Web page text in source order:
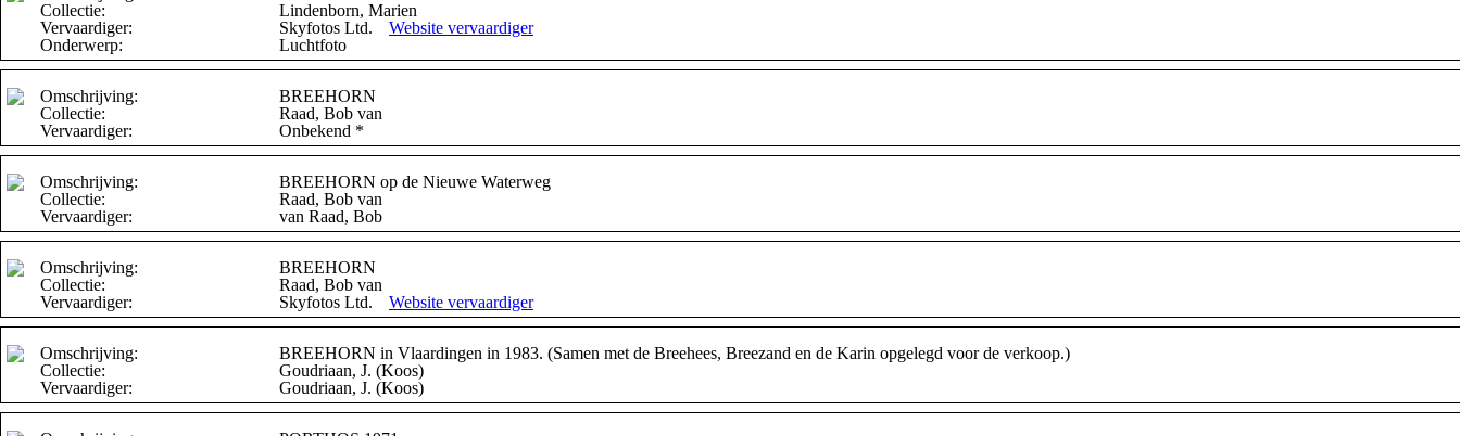
Collectie:
Lindenborn, Marien
Vervaardiger:
Skyfotos Ltd.
Website vervaardiger
Onderwerp:
Luchtfoto
Omschrijving:
BREEHORN
Collectie:
Raad, Bob van
Vervaardiger:
Onbekend *
Omschrijving:
BREEHORN op de Nieuwe Waterweg
Collectie:
Raad, Bob van
Vervaardiger:
van Raad, Bob
Omschrijving:
BREEHORN
Collectie:
Raad, Bob van
Vervaardiger:
Skyfotos Ltd. Website vervaardiger
Omschrijving:
BREEHORN in Vlaardingen in 1983. (Samen met de Breehees, Breezand en de Karin opgelegd voor de verkoop.)
Collectie:
Goudriaan, J. (Koos)
Vervaardiger:
Goudriaan, J. (Koos)